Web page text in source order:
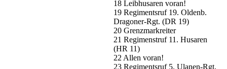
18 Leibhusaren voran!
19 Regimentsruf 19. Oldenb.
Dragoner-Rgt. (DR 19)
20 Grenzmarkreiter
21 Regimenstruf 11. Husaren
(HR 11)
22 Allen voran!
23 Regimentsruf 5. Ulanen-Rgt.